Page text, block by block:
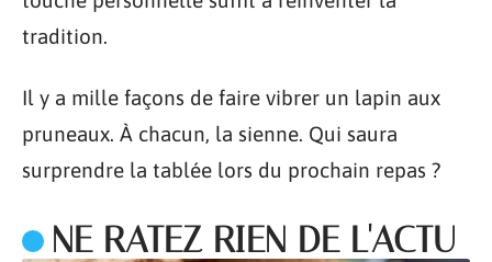
tradition.
Il y a mille façons de faire vibrer un lapin aux
pruneaux. À chacun, la sienne. Qui saura
surprendre la tablée lors du prochain repas ?
NE RATEZ RIEN DE L'ACTU